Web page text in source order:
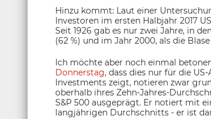
Hinzu kommt: Laut einer
Investoren im ersten Halbjahr 2017
Seit 1926 gab es nur zwei Jahre, in
(62 %) und im Jahr 2000, als die
Ich möchte aber noch einmal
Donnerstag, dass dies nur für die
Investments zeigt, notieren zwar
oberhalb ihres Zehn-Jahres-
S&P 500 ausgeprägt. Er notiert mit
langjährigen Durchschnitts - er ist